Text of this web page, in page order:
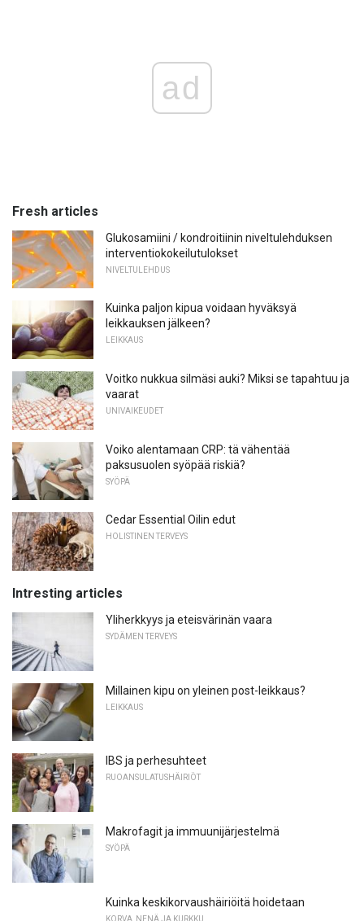
ad
Fresh articles
Glukosamiini / kondroitiinin niveltulehduksen
interventiokokeilutulokset
NIVELTULEHDUS
Kuinka paljon kipua voidaan hyväksyä
leikkauksen jälkeen?
LEIKKAUS
Voitko nukkua silmäsi auki? Miksi se tapahtuu ja
vaarat
UNIVAIKEUDET
Voiko alentamaan CRP: tä vähentää
paksusuolen syöpää riskiä?
SYÖPÄ
Cedar Essential Oilin edut
HOLISTINEN TERVEYS
Intresting articles
Yliherkkyys ja eteisvärinän vaara
SYDÄMEN TERVEYS
Millainen kipu on yleinen post-leikkaus?
LEIKKAUS
IBS ja perhesuhteet
RUOANSULATUSHÄIRIÖT
Makrofagit ja immuunijärjestelmä
SYÖPÄ
Kuinka keskikorvaushäiriöitä hoidetaan
KORVA, NENÄ JA KURKKU